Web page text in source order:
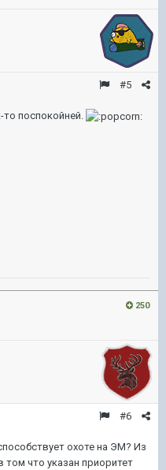
#5
то поспокойней.
250
#6
охоте на ЭМ? Из
том что указан приоритет